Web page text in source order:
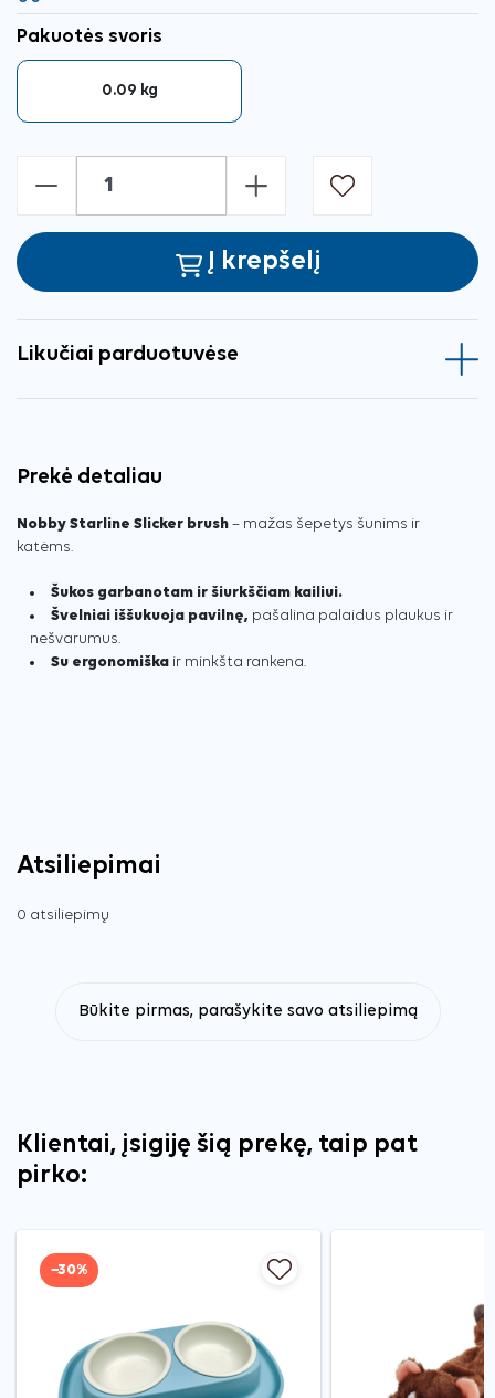
Pakuotės svoris
0.09 kg
- +
Į krepšelį
Likučiai parduotuvėse
Prekė detaliau
Nobby Starline Slicker brush – mažas šepetys šunims ir
katėms.
Šukos garbanotam ir šiurkščiam kailiui.
Švelniai iššukuoja pavilnę, pašalina palaidus plaukus ir
nešvarumus.
Su ergonomiška ir minkšta rankena.
Atsiliepimai
0 atsiliepimų
Būkite pirmas, parašykite savo atsiliepimą
Klientai, įsigiję šią prekę, taip pat
pirko:
−30%